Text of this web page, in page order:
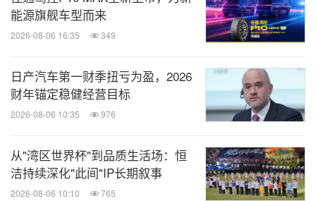
能源旗舰车型而来
2026-08-06 16:35 349
日产汽车第一财季扭亏为盈，2026
财年锚定稳健经营目标
2026-08-06 10:35 976
从"湾区世界杯"到品质生活场：恒
洁持续深化"此间"IP长期叙事
2026-08-06 10:10 765